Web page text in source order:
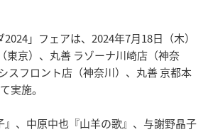
2024」フェアは、2024年7月18日（木）
東京）、丸善 ラゾーナ川崎店（神奈
スフロント店（神奈川）、丸善 京都本
実施。
』、中原中也『山羊の歌』、与謝野晶子